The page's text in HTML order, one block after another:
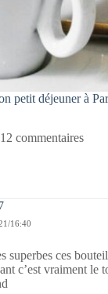
petit déjeuner à
12 commentaires
16:40
superbes ces
c’est vraiment le